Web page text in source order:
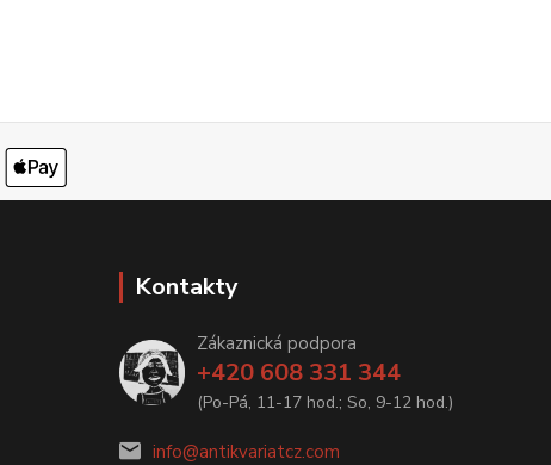
Kontakty
Zákaznická podpora
+420 608 331 344
(Po-Pá, 11-17 hod.; So, 9-12 hod.)
info@antikvariatcz.com